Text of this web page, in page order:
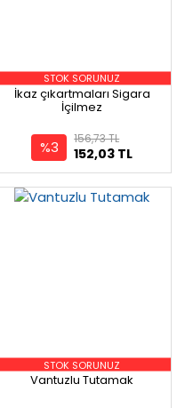
STOK SORUNUZ
İkaz çıkartmaları Sigara
İçilmez
%3 152,03 TL
156,73 TL
STOK SORUNUZ
Vantuzlu Tutamak